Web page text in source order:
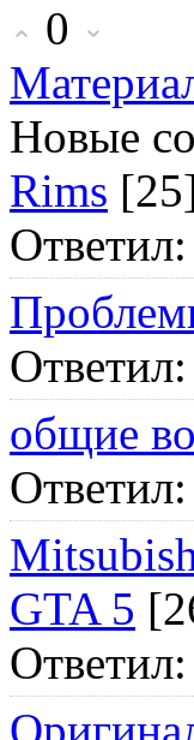
0
Новые
Rims
Ответил:
Ответил:
общие
Ответил:
GTA 5
Ответил: